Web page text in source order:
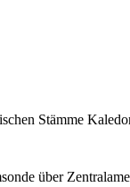
Stämme
über